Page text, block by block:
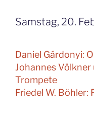
Samstag, 20.
Daniel Gárdonyi:
Johannes Völkner
Trompete
Friedel W. Böhler: